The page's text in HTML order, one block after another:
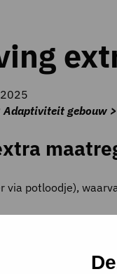
gebouw
via potloodje),